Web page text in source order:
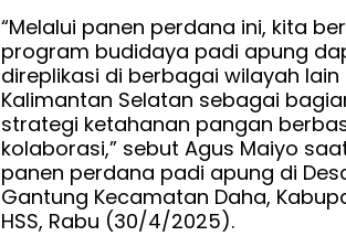
Dukung
Pembangunan
Daerah,
Bank
Kalsel
Siap
Terus
be-
Sinergi
“Melalui panen perdana ini, kita
program budidaya padi apung
direplikasi di berbagai wilayah lain
Kalimantan Selatan sebagai
strategi ketahanan pangan
kolaborasi,” sebut Agus Maiyo
panen perdana padi apung di
Gantung Kecamatan Daha,
HSS, Rabu (30/4/2025).